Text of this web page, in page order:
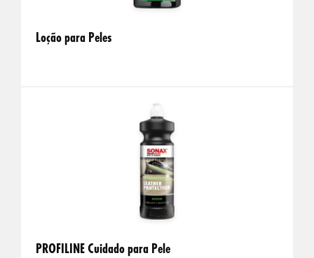
Loção para Peles
PROFILINE Cuidado para Pele